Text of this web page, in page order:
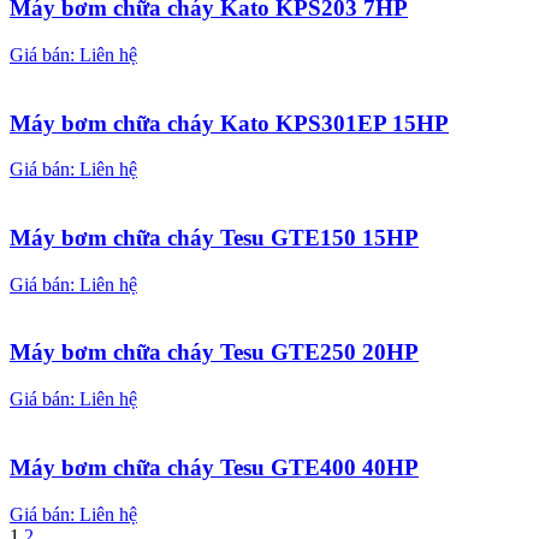
Máy bơm chữa cháy Kato KPS203 7HP
Giá bán: Liên hệ
Máy bơm chữa cháy Kato KPS301EP 15HP
Giá bán: Liên hệ
Máy bơm chữa cháy Tesu GTE150 15HP
Giá bán: Liên hệ
Máy bơm chữa cháy Tesu GTE250 20HP
Giá bán: Liên hệ
Máy bơm chữa cháy Tesu GTE400 40HP
Giá bán: Liên hệ